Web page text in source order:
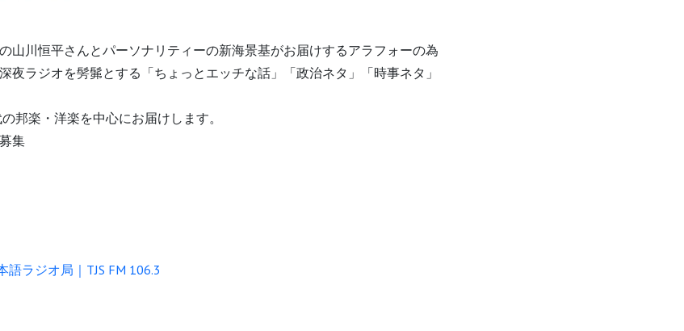
山川恒平さんとパーソナリティーの新海景基がお届けするアラフォーの為
夜ラジオを髣髴とする「ちょっとエッチな話」「政治ネタ」「時事ネタ」
邦楽・洋楽を中心にお届けします。
集
ラジオ局｜TJS FM 106.3